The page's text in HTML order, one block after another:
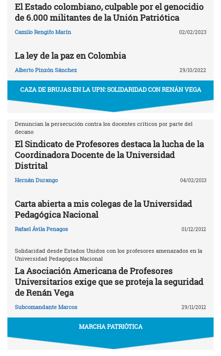
El Estado colombiano, culpable por el genocidio
de 6.000 militantes de la Unión Patriótica
Camilo Rengifo Marín 02/02/2023
La ley de la paz en Colombia
Alberto Pinzón Sánchez 29/10/2022
CAZA DE BRUJAS EN LA UPN: SOLIDARIDAD CON RENÁN VEGA
Denuncian la persecución contra los docentes críticos por parte del
decano
El Sindicato de Profesores destaca la lucha de la
Coordinadora Docente de la Universidad
Distrital
Hernán Durango 04/02/2013
Carta abierta a mis colegas de la Universidad
Pedagógica Nacional
Rafael Ávila Penagos 01/12/2012
Solidaridad desde Estados Unidos con los profesores amenazados en la
Universidad Pedagógica Nacional
La Asociación Americana de Profesores
Universitarios exige que se proteja la seguridad
de Renán Vega
Subcomandante Marcos 29/11/2012
MARCHA PATRIÓTICA